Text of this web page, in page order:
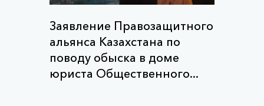
Заявление Правозащитного
альянса Казахстана по
поводу обыска в доме
юриста Общественного...